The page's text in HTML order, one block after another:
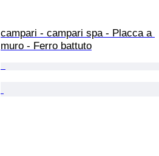
campari - campari spa - Placca a
muro - Ferro battuto